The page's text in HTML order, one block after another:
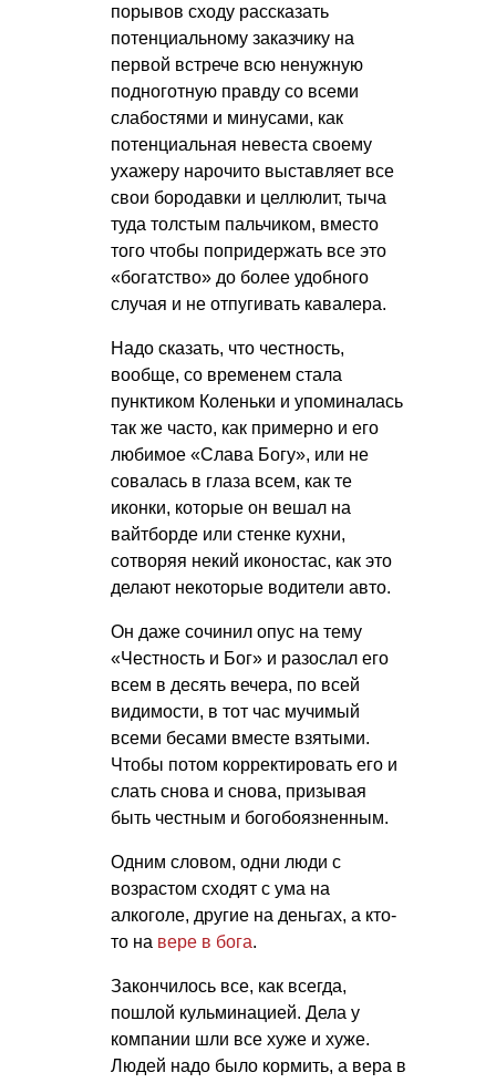
порывов сходу рассказать
потенциальному заказчику на
первой встрече всю ненужную
подноготную правду со всеми
слабостями и минусами, как
потенциальная невеста своему
ухажеру нарочито выставляет все
свои бородавки и целлюлит, тыча
туда толстым пальчиком, вместо
того чтобы попридержать все это
«богатство» до более удобного
случая и не отпугивать кавалера.
Надо сказать, что честность,
вообще, со временем стала
пунктиком Коленьки и упоминалась
так же часто, как примерно и его
любимое «Слава Богу», или не
совалась в глаза всем, как те
иконки, которые он вешал на
вайтборде или стенке кухни,
сотворяя некий иконостас, как это
делают некоторые водители авто.
Он даже сочинил опус на тему
«Честность и Бог» и разослал его
всем в десять вечера, по всей
видимости, в тот час мучимый
всеми бесами вместе взятыми.
Чтобы потом корректировать его и
слать снова и снова, призывая
быть честным и богобоязненным.
Одним словом, одни люди с
возрастом сходят с ума на
алкоголе, другие на деньгах, а кто-
то на вере в бога.
Закончилось все, как всегда,
пошлой кульминацией. Дела у
компании шли все хуже и хуже.
Людей надо было кормить, а вера в